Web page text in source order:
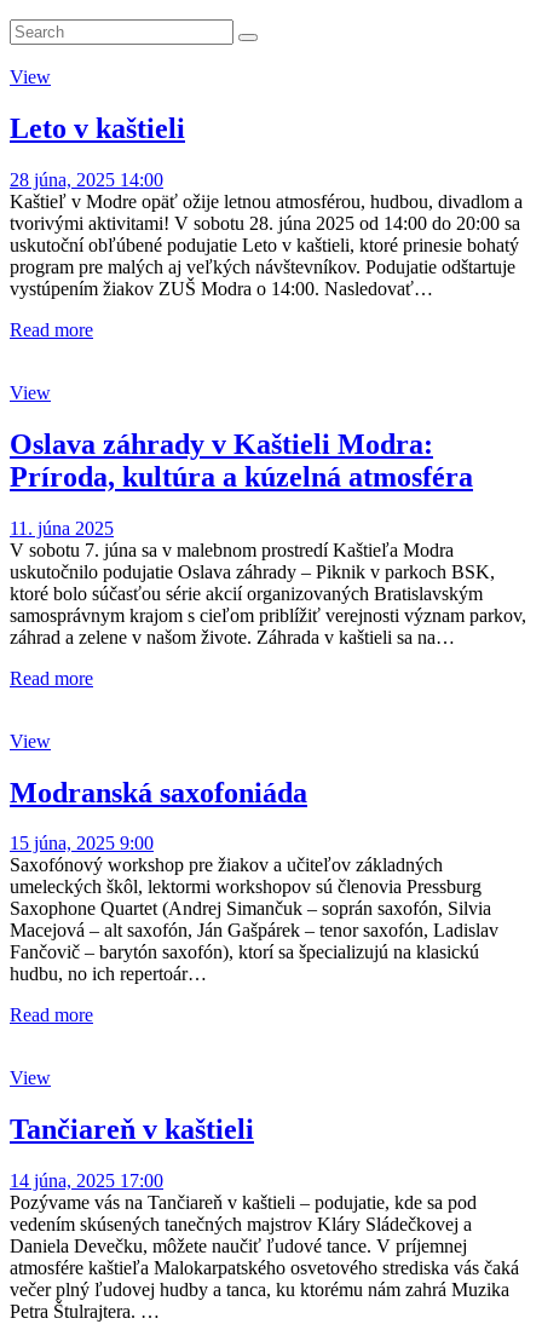
View
Leto v kaštieli
28 júna, 2025 14:00
Kaštieľ v Modre opäť ožije letnou atmosférou, hudbou, divadlom a
tvorivými aktivitami! V sobotu 28. júna 2025 od 14:00 do 20:00 sa
uskutoční obľúbené podujatie Leto v kaštieli, ktoré prinesie bohatý
program pre malých aj veľkých návštevníkov. Podujatie odštartuje
vystúpením žiakov ZUŠ Modra o 14:00. Nasledovať…
Read more
View
Oslava záhrady v Kaštieli Modra:
Príroda, kultúra a kúzelná atmosféra
11. júna 2025
V sobotu 7. júna sa v malebnom prostredí Kaštieľa Modra
uskutočnilo podujatie Oslava záhrady – Piknik v parkoch BSK,
ktoré bolo súčasťou série akcií organizovaných Bratislavským
samosprávnym krajom s cieľom priblížiť verejnosti význam parkov,
záhrad a zelene v našom živote. Záhrada v kaštieli sa na…
Read more
View
Modranská saxofoniáda
15 júna, 2025 9:00
Saxofónový workshop pre žiakov a učiteľov základných
umeleckých škôl, lektormi workshopov sú členovia Pressburg
Saxophone Quartet (Andrej Simančuk – soprán saxofón, Silvia
Macejová – alt saxofón, Ján Gašpárek – tenor saxofón, Ladislav
Fančovič – barytón saxofón), ktorí sa špecializujú na klasickú
hudbu, no ich repertoár…
Read more
View
Tančiareň v kaštieli
14 júna, 2025 17:00
Pozývame vás na Tančiareň v kaštieli – podujatie, kde sa pod
vedením skúsených tanečných majstrov Kláry Sládečkovej a
Daniela Devečku, môžete naučiť ľudové tance. V príjemnej
atmosfére kaštieľa Malokarpatského osvetového strediska vás čaká
večer plný ľudovej hudby a tanca, ku ktorému nám zahrá Muzika
Petra Štulrajtera. …